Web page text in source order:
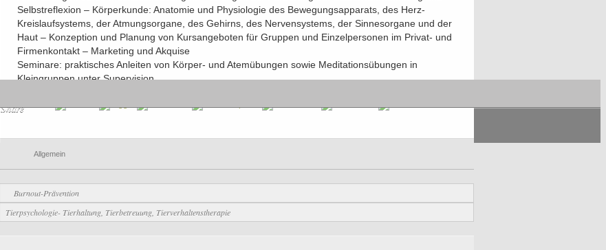
Selbstreflexion – Körperkunde: Anatomie und Physiologie des Bewegungsapparats, des Herz-
Kreislaufsystems, der Atmungsorgane, des Gehirns, des Nervensystems, der Sinnesorgane und der
Haut – Konzeption und Planung von Kursangeboten für Gruppen und Einzelpersonen im Privat- und
Firmenkontakt – Marketing und Akquise
Seminare: praktisches Anleiten von Körper- und Atemübungen sowie Meditationsübungen in
Kleingruppen unter Supervision
Share
Allgemein
Burnout-Prävention
Tierpsychologie- Tierhaltung, Tierbetreuung, Tierverhaltenstherapie